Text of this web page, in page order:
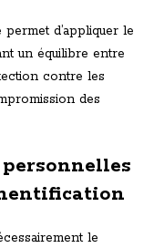
d’appliquer le
un équilibre entre
contre les
des
le